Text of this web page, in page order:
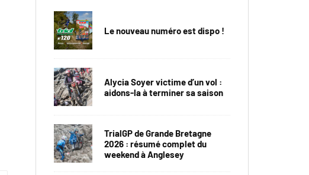
Le nouveau numéro est dispo !
Alycia Soyer victime d’un vol :
aidons-la à terminer sa saison
TrialGP de Grande Bretagne
2026 : résumé complet du
weekend à Anglesey